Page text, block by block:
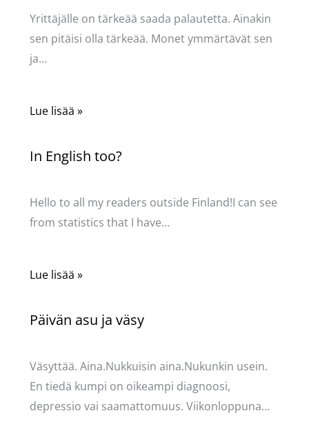
Yrittäjälle on tärkeää saada palautetta. Ainakin
sen pitäisi olla tärkeää. Monet ymmärtävät sen
ja…
Lue lisää »
In English too?
Hello to all my readers outside Finland!I can see
from statistics that I have…
Lue lisää »
Päivän asu ja väsy
Väsyttää. Aina.Nukkuisin aina.Nukunkin usein.
En tiedä kumpi on oikeampi diagnoosi,
depressio vai saamattomuus. Viikonloppuna…